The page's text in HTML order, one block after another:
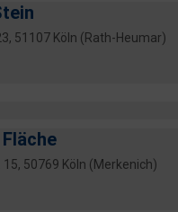
51107 Köln (Rath-Heumar)
15, 50769 Köln (Merkenich)